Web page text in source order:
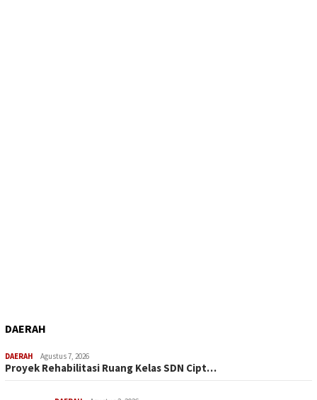
DAERAH
DAERAH Agustus 7, 2026
Proyek Rehabilitasi Ruang Kelas SDN Cipt…